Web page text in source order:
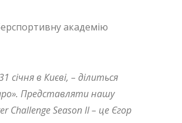
академію
січня в Києві, – ділиться
Представляти нашу
Challenge Season II – це Єгор